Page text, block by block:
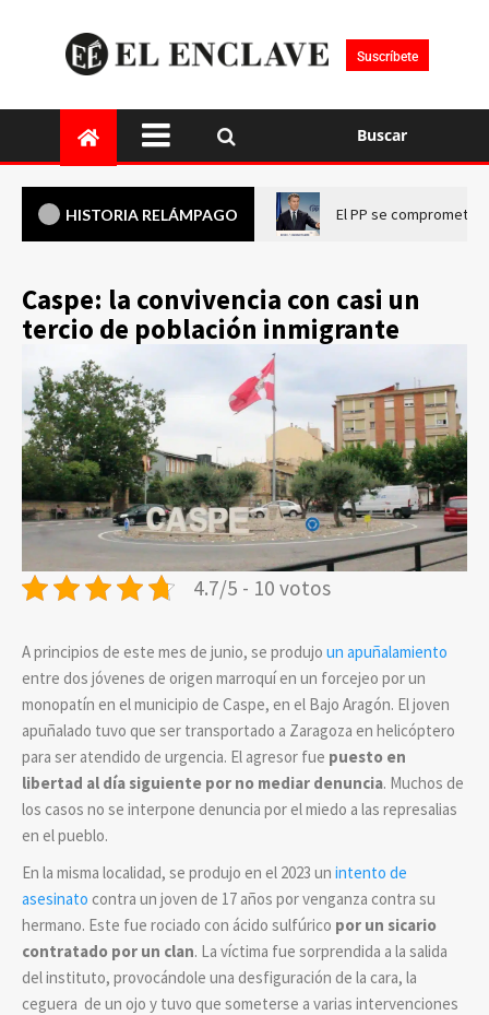
Suscríbete
Buscar
HISTORIA RELÁMPAGO El PP se compromete
Caspe: la convivencia con casi un
tercio de población inmigrante
4.7/5 - 10 votos
A principios de este mes de junio, se produjo un apuñalamiento
entre dos jóvenes de origen marroquí en un forcejeo por un
monopatín en el municipio de Caspe, en el Bajo Aragón. El joven
apuñalado tuvo que ser transportado a Zaragoza en helicóptero
para ser atendido de urgencia. El agresor fue puesto en
libertad al día siguiente por no mediar denuncia. Muchos de
los casos no se interpone denuncia por el miedo a las represalias
en el pueblo.
En la misma localidad, se produjo en el 2023 un intento de
asesinato contra un joven de 17 años por venganza contra su
hermano. Este fue rociado con ácido sulfúrico por un sicario
contratado por un clan. La víctima fue sorprendida a la salida
del instituto, provocándole una desfiguración de la cara, la
ceguera de un ojo y tuvo que someterse a varias intervenciones